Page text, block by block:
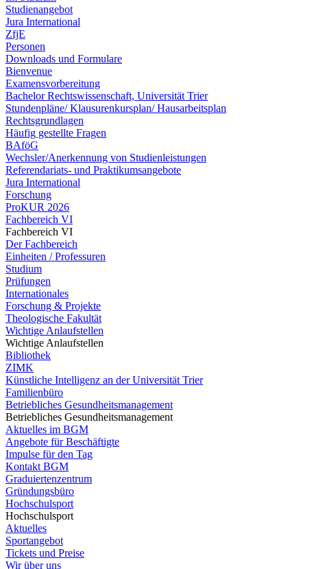
Studienangebot
Jura International
ZfjE
Personen
Downloads und Formulare
Bienvenue
Examensvorbereitung
Bachelor Rechtswissenschaft, Universität Trier
Stundenpläne/ Klausurenkursplan/ Hausarbeitsplan
Rechtsgrundlagen
Häufig gestellte Fragen
BAföG
Wechsler/Anerkennung von Studienleistungen
Referendariats- und Praktikumsangebote
Jura International
Forschung
ProKUR 2026
Fachbereich VI
Fachbereich VI
Der Fachbereich
Einheiten / Professuren
Studium
Prüfungen
Internationales
Forschung & Projekte
Theologische Fakultät
Wichtige Anlaufstellen
Wichtige Anlaufstellen
Bibliothek
ZIMK
Künstliche Intelligenz an der Universität Trier
Familienbüro
Betriebliches Gesundheitsmanagement
Betriebliches Gesundheitsmanagement
Aktuelles im BGM
Angebote für Beschäftigte
Impulse für den Tag
Kontakt BGM
Graduiertenzentrum
Gründungsbüro
Hochschulsport
Hochschulsport
Aktuelles
Sportangebot
Tickets und Preise
Wir über uns